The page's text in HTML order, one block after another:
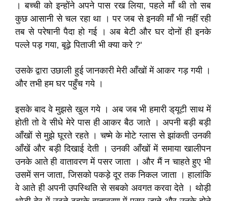
। बच्ची को इन्होंने अपने पास रख लिया, पहले माँ थी तो सब
कुछ आसानी से चल रहा था । पर जब से इनकी माँ भी नहीं रही
तब से परेषानी पैदा हो गई । अब बेटी और घर दोनों ही इनके
पल्ले पड़ गया, बूढ़े पिताजी भी क्या करे ?'
उसके द्वारा उछाली हुई जानकारी मेरी आँखों में आकर गड़ गयी ।
और तभी हम घर पहुँच गये ।
इसके बाद वे मुझसे खुल गये । अब जब भी हमारी ड्‌यूटी साथ में
होती तो वे सीधे मेरे पास ही आकर बैठ जाते । अपनी बड़ी बड़ी
आँखों से मुझे घूरते रहते । चष्मे के मोटे ग्लास से झांकती उनकी
आँखें और बड़ी दिखाई देती । उनकी आँखों में समाया खालीपन
उनके आते ही वातावरण में पसर जाता । और मैं न चाहते हुए भी
उसमें सन जाता, जिसको पकड़े दूर तक निकल जाता । हालांकि
वे आते ही अपनी उपस्थिति से सबको अवगत करवा देते । थोड़ी